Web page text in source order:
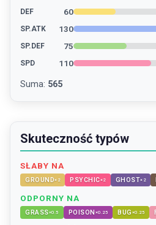
DEF 60
SP.ATK 130
SP.DEF 75
SPD 110
Suma: 565
Skuteczność typów
SŁABY NA
GROUND× 2 PSYCHIC×2 GHOST× 2
ODPORNY NA
GRASS×0.5 POISON ×0.25 BUG ×0.25